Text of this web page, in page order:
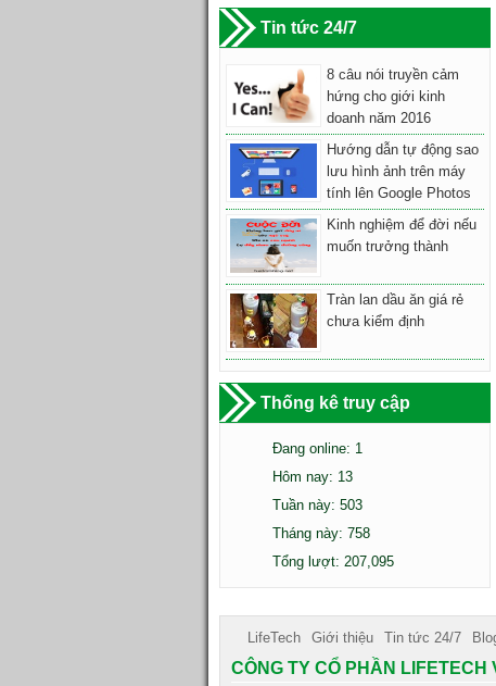
Tin tức 24/7
8 câu nói truyền cảm
hứng cho giới kinh
doanh năm 2016
Hướng dẫn tự động sao
lưu hình ảnh trên máy
tính lên Google Photos
Kinh nghiệm để đời nếu
muốn trưởng thành
Tràn lan dầu ăn giá rẻ
chưa kiểm định
Thống kê truy cập
Đang online: 1
Hôm nay: 13
Tuần này: 503
Tháng này: 758
Tổng lượt: 207,095
LifeTech Giới thiệu Tin tức 24/7
CÔNG TY CỔ PHẦN LIFETECH